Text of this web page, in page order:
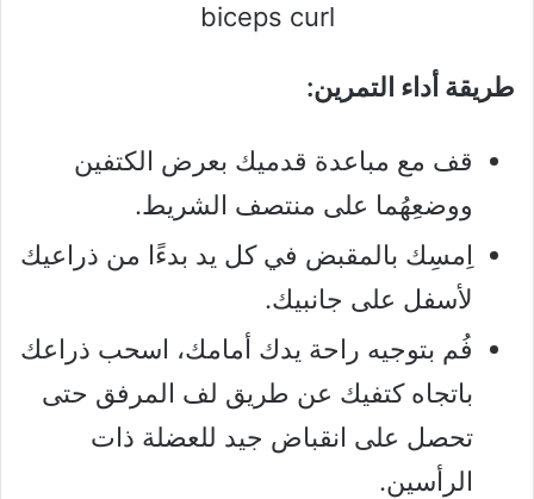
biceps curl
طريقة أداء التمرين:
قف مع مباعدة قدميك بعرض الكتفين
ووضعِهُما على منتصف الشريط.
اِمسِك بالمقبض في كل يد بدءًا من ذراعيك
لأسفل على جانبيك.
فُم بتوجيه راحة يدك أمامك، اسحب ذراعك
باتجاه كتفيك عن طريق لف المرفق حتى
تحصل على انقباض جيد للعضلة ذات
الرأسين.